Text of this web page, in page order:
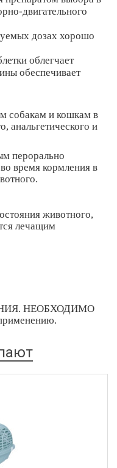
двигательного
дозах хорошо
облегчает
обеспечивает
собакам и кошкам в
анальгетического и
перорально
время кормления в
животного,
лечащим
НЕОБХОДИМО